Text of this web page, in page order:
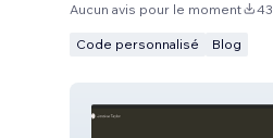
Aucun avis pour le moment 43
Code personnalisé Blog